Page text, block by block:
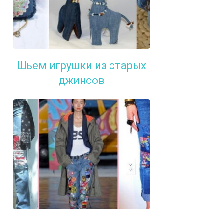
Шьем игрушки из старых
джинсов